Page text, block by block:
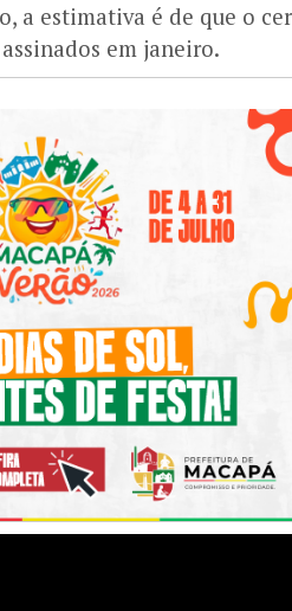
a estimativa é de que o
em janeiro.